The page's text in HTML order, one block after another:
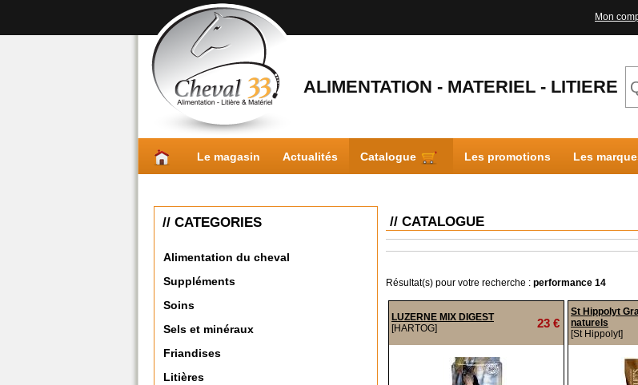
Mon
ALIMENTATION - MATERIEL - LITIERE
Le magasin Actualités Catalogue Les promotions Les
// CATEGORIES
Alimentation du cheval
Suppléments
Soins
Sels et minéraux
Friandises
Litières
// CATALOGUE
Résultat(s) pour votre recherche : performance 14
LUZERNE MIX DIGEST
[HARTOG]
23 €
St Hippolyt
naturels
[St Hippolyt]